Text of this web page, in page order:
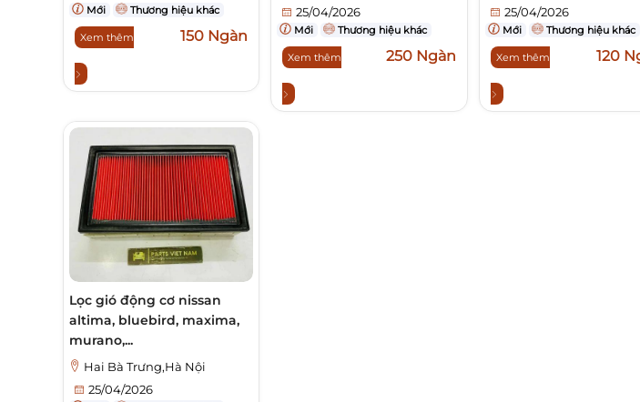
Mới Thương hiệu khác
Xem thêm 150 Ngàn
25/04/2026
Mới Thương hiệu khác
Xem thêm 250 Ngàn
25/04/2026
Mới Thương hiệu khác
Xem thêm 120
Lọc gió động cơ nissan
altima, bluebird, maxima,
murano,...
Hai Bà Trưng,Hà Nội
25/04/2026